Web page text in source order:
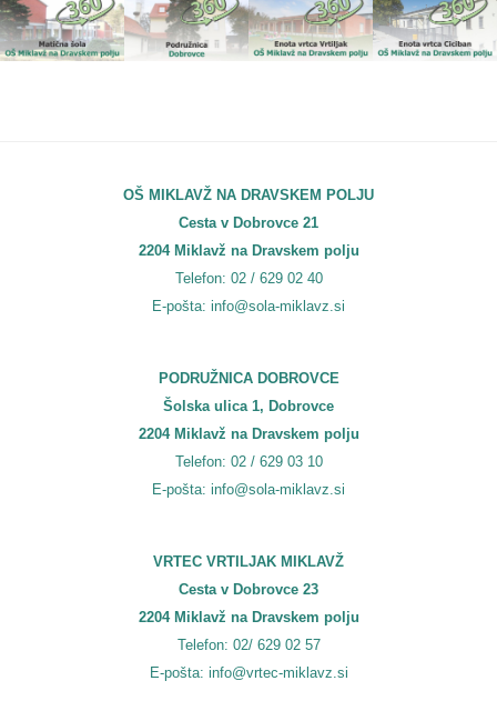
OŠ MIKLAVŽ NA DRAVSKEM POLJU
Cesta v Dobrovce 21
2204 Miklavž na Dravskem polju
Telefon: 02 / 629 02 40
E-pošta: info@sola-miklavz.si
PODRUŽNICA DOBROVCE
Šolska ulica 1, Dobrovce
2204 Miklavž na Dravskem polju
Telefon: 02 / 629 03 10
E-pošta: info@sola-miklavz.si
VRTEC VRTILJAK MIKLAVŽ
Cesta v Dobrovce 23
2204 Miklavž na Dravskem polju
Telefon: 02/ 629 02 57
E-pošta: info@vrtec-miklavz.si